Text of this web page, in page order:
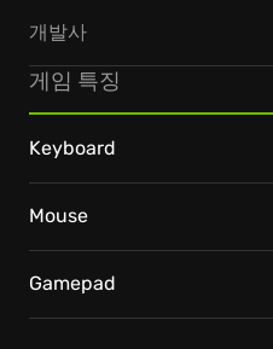
개발사
게임 특징
Keyboard
Mouse
Gamepad